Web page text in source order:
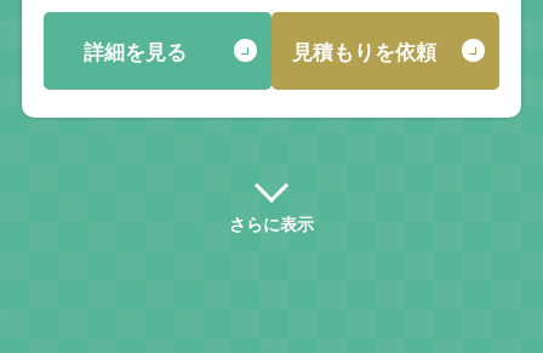
詳細を見る 見積もりを依頼
さらに表示